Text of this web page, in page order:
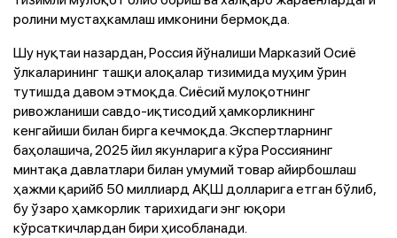
ролини мустаҳкамлаш имконини бермоқда.
Шу нуқтаи назардан, Россия йўналиши Марказий Осиё
ўлкаларининг ташқи алоқалар тизимида муҳим ўрин
тутишда давом этмоқда. Сиёсий мулоқотнинг
ривожланиши савдо-иқтисодий ҳамкорликнинг
кенгайиши билан бирга кечмоқда. Экспертларнинг
баҳолашича, 2025 йил якунларига кўра Россиянинг
минтақа давлатлари билан умумий товар айирбошлаш
ҳажми қарийб 50 миллиард АҚШ долларига етган бўлиб,
бу ўзаро ҳамкорлик тарихидаги энг юқори
кўрсаткичлардан бири ҳисобланади.